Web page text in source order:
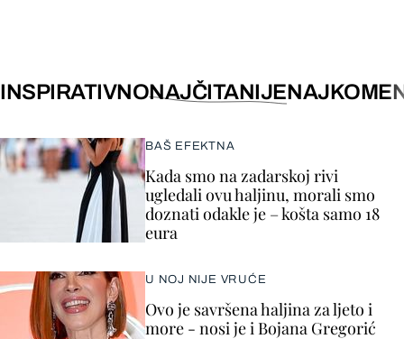
INSPIRATIVNONAJČITANIJE
BAŠ EFEKTNA
Kada smo na zadarskoj rivi
ugledali ovu haljinu, morali smo
doznati odakle je – košta samo 18
eura
U NOJ NIJE VRUĆE
Ovo je savršena haljina za ljeto i
more - nosi je i Bojana Gregorić